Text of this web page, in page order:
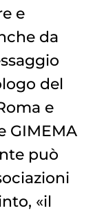
e
da
del
e
GIMEMA
può
«il